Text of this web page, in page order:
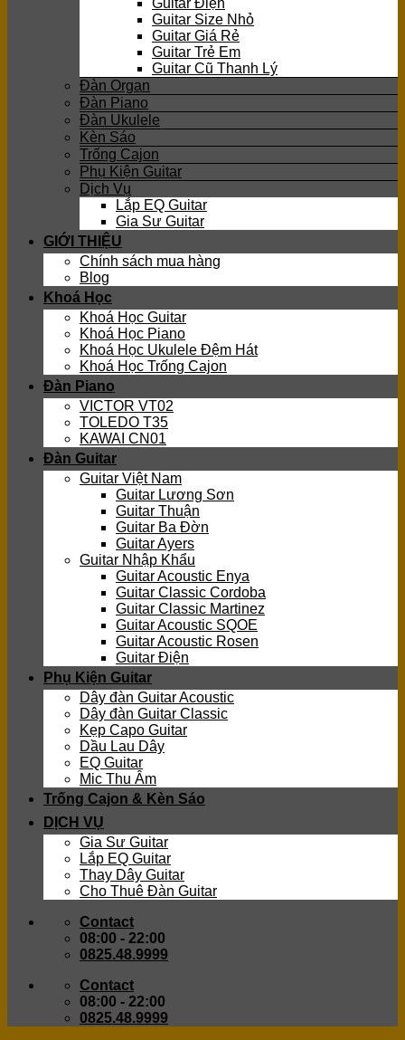
Guitar Điện
Guitar Size Nhỏ
Guitar Giá Rẻ
Guitar Trẻ Em
Guitar Cũ Thanh Lý
Đàn Organ
Đàn Piano
Đàn Ukulele
Kèn Sáo
Trống Cajon
Phụ Kiện Guitar
Dịch Vụ
Lắp EQ Guitar
Gia Sư Guitar
GIỚI THIỆU
Chính sách mua hàng
Blog
Khoá Học
Khoá Học Guitar
Khoá Học Piano
Khoá Học Ukulele Đệm Hát
Khoá Học Trống Cajon
Đàn Piano
VICTOR VT02
TOLEDO T35
KAWAI CN01
Đàn Guitar
Guitar Việt Nam
Guitar Lương Sơn
Guitar Thuận
Guitar Ba Đờn
Guitar Ayers
Guitar Nhập Khẩu
Guitar Acoustic Enya
Guitar Classic Cordoba
Guitar Classic Martinez
Guitar Acoustic SQOE
Guitar Acoustic Rosen
Guitar Điện
Phụ Kiện Guitar
Dây đàn Guitar Acoustic
Dây đàn Guitar Classic
Kẹp Capo Guitar
Dầu Lau Dây
EQ Guitar
Mic Thu Âm
Trống Cajon & Kèn Sáo
DỊCH VỤ
Gia Sư Guitar
Lắp EQ Guitar
Thay Dây Guitar
Cho Thuê Đàn Guitar
Contact
08:00 - 22:00
0825.48.9999
Contact
08:00 - 22:00
0825.48.9999